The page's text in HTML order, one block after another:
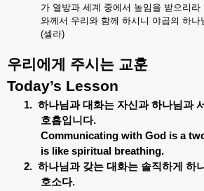
가 열방과 세계 중에서 높임을 받으리라
와께서 우리와 함께 하시니 야곱의 하나
(셀라)
우리에게 주시는 교훈
Today’s Lesson
1. 하나님과 대화는 자신과 하나님과
호흡입니다.
Communicating with God is a
is like spiritual breathing.
2. 하나님과 갖는 대화는 솔직하게 하
호소다.